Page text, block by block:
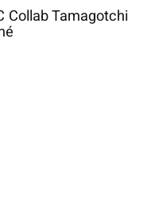
Collab Tamagotchi